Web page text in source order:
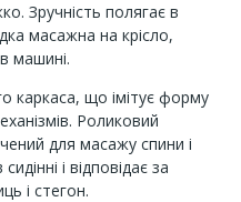
Зручність полягає в
масажна на крісло,
машині.
каркаса, що імітує форму
Роликовий
для масажу спини і
і відповідає за
і стегон.